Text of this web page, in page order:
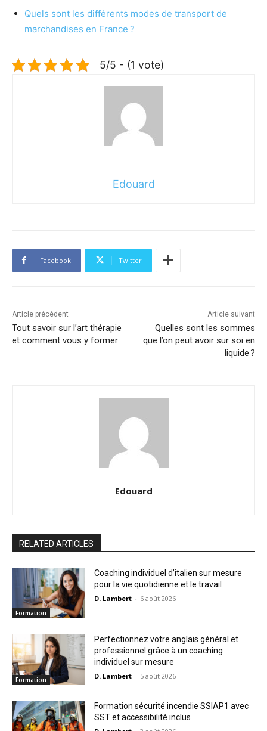
Quels sont les différents modes de transport de
marchandises en France ?
5/5 - (1 vote)
Edouard
Facebook Twitter
Article précédent
Tout savoir sur l’art thérapie
et comment vous y former
Article suivant
Quelles sont les sommes
que l’on peut avoir sur soi en
liquide ?
Edouard
RELATED ARTICLES
Formation
Coaching individuel d’italien sur mesure
pour la vie quotidienne et le travail
D. Lambert - 6 août 2026
Formation
Perfectionnez votre anglais général et
professionnel grâce à un coaching
individuel sur mesure
D. Lambert - 5 août 2026
Formation sécurité incendie SSIAP1 avec
SST et accessibilité inclus